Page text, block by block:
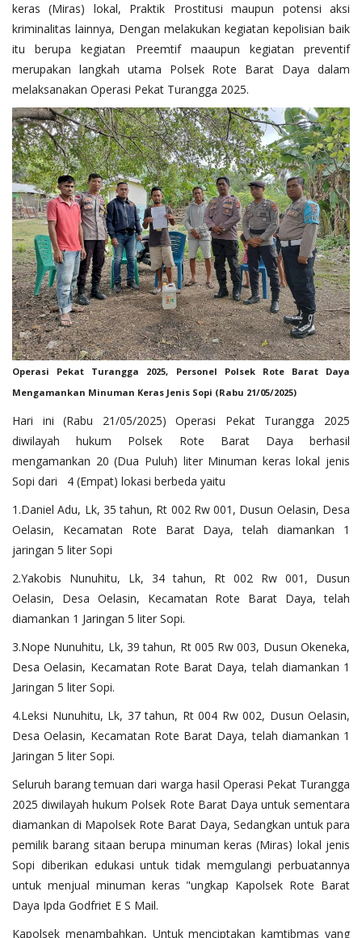
keras (Miras) lokal, Praktik Prostitusi maupun potensi aksi
kriminalitas lainnya, Dengan melakukan kegiatan kepolisian baik
itu berupa kegiatan Preemtif maaupun kegiatan preventif
merupakan langkah utama Polsek Rote Barat Daya dalam
melaksanakan Operasi Pekat Turangga 2025.
Operasi Pekat Turangga 2025, Personel Polsek Rote Barat Daya
Mengamankan Minuman Keras Jenis Sopi (Rabu 21/05/2025)
Hari ini (Rabu 21/05/2025) Operasi Pekat Turangga 2025
diwilayah hukum Polsek Rote Barat Daya berhasil
mengamankan 20 (Dua Puluh) liter Minuman keras lokal jenis
Sopi dari 4 (Empat) lokasi berbeda yaitu
1.Daniel Adu, Lk, 35 tahun, Rt 002 Rw 001, Dusun Oelasin, Desa
Oelasin, Kecamatan Rote Barat Daya, telah diamankan 1
jaringan 5 liter Sopi
2.Yakobis Nunuhitu, Lk, 34 tahun, Rt 002 Rw 001, Dusun
Oelasin, Desa Oelasin, Kecamatan Rote Barat Daya, telah
diamankan 1 Jaringan 5 liter Sopi.
3.Nope Nunuhitu, Lk, 39 tahun, Rt 005 Rw 003, Dusun Okeneka,
Desa Oelasin, Kecamatan Rote Barat Daya, telah diamankan 1
Jaringan 5 liter Sopi.
4.Leksi Nunuhitu, Lk, 37 tahun, Rt 004 Rw 002, Dusun Oelasin,
Desa Oelasin, Kecamatan Rote Barat Daya, telah diamankan 1
Jaringan 5 liter Sopi.
Seluruh barang temuan dari warga hasil Operasi Pekat Turangga
2025 diwilayah hukum Polsek Rote Barat Daya untuk sementara
diamankan di Mapolsek Rote Barat Daya, Sedangkan untuk para
pemilik barang sitaan berupa minuman keras (Miras) lokal jenis
Sopi diberikan edukasi untuk tidak memgulangi perbuatannya
untuk menjual minuman keras "ungkap Kapolsek Rote Barat
Daya Ipda Godfriet E S Mail.
Kapolsek menambahkan, Untuk menciptakan kamtibmas yang